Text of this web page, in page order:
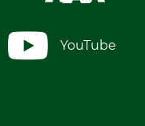
YouTube